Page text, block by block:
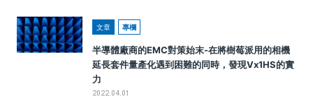
文章 專欄
半導體廠商的EMC對策始末-在將樹莓派用的相機
延長套件量產化遇到困難的同時，發現Vx1HS的實
力
2022.04.01